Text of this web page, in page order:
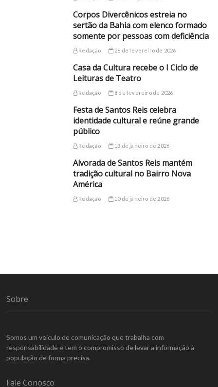
Corpos Divercênicos estreia no
sertão da Bahia com elenco formado
somente por pessoas com deficiência
Redação 26 de fevereiro de 2026
Casa da Cultura recebe o I Ciclo de
Leituras de Teatro
Redação 8 de fevereiro de 2026
Festa de Santos Reis celebra
identidade cultural e reúne grande
público
Redação 13 de janeiro de 2026
Alvorada de Santos Reis mantém
tradição cultural no Bairro Nova
América
Redação 10 de janeiro de 2026
Sobre
Somos um veículo de comunicação que trabalha com
responsabilidade e tem o compromisso de levar a informação à
população de forma precisa.
Fale Conosco